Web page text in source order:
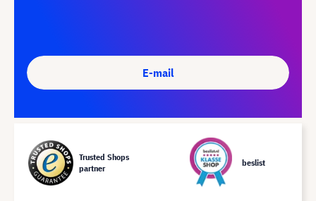
E-mail
Trusted Shops
partner
beslist